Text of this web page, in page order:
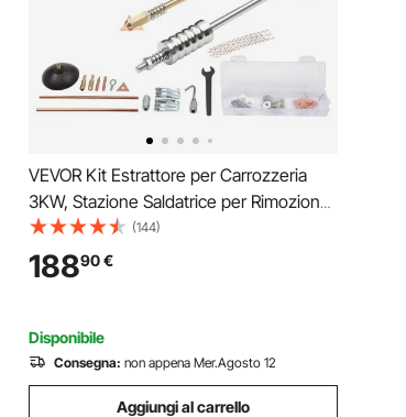
VEVOR Kit Estrattore per Carrozzeria
3KW, Stazione Saldatrice per Rimozione
Ammaccature a Punti 6 Modalità di
Saldatura, Kit di Strumento per
Riparazione Ammaccature Carrozzeria
(144)
18890€
Disponibile
Consegna: non appena Mer.Agosto 12
Aggiungi al carrello